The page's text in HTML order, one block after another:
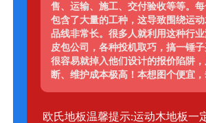
售、运输、施工、交付验收等等。每
包含了大量的工种，这导致围绕运
品线非常长。很多人就利用这种行
皮包公司，各种投机取巧，搞一锤
很容易就掉入他们设计的报价陷阱
断、维护成本极高！本想图个便宜，
欧氏地板温馨提示:运动木地板一